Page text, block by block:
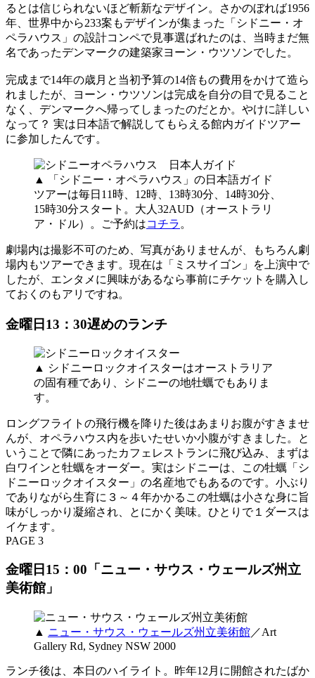
るとは信じられないほど斬新なデザイン。さかのぼれば1956
年、世界中から233案もデザインが集まった「シドニー・オ
ペラハウス」の設計コンペで見事選ばれたのは、当時まだ無
名であったデンマークの建築家ヨーン・ウツソンでした。
完成まで14年の歳月と当初予算の14倍もの費用をかけて造ら
れましたが、ヨーン・ウツソンは完成を自分の目で見ること
なく、デンマークへ帰ってしまったのだとか。やけに詳しい
なって？ 実は日本語で解説してもらえる館内ガイドツアー
に参加したんです。
▲ 「シドニー・オペラハウス」の日本語ガイド
ツアーは毎日11時、12時、13時30分、14時30分、
15時30分スタート。大人32AUD（オーストラリ
ア・ドル）。ご予約はコチラ 。
劇場内は撮影不可のため、写真がありませんが、もちろん劇
場内もツアーできます。現在は「ミスサイゴン」を上演中で
したが、エンタメに興味があるなら事前にチケットを購入し
ておくのもアリですね。
金曜日13：30遅めのランチ
▲ シドニーロックオイスターはオーストラリア
の固有種であり、シドニーの地牡蠣でもありま
す。
ロングフライトの飛行機を降りた後はあまりお腹がすきませ
んが、オペラハウス内を歩いたせいか小腹がすきました。と
いうことで隣にあったカフェレストランに飛び込み、まずは
白ワインと牡蠣をオーダー。実はシドニーは、この牡蠣「シ
ドニーロックオイスター」の名産地でもあるのです。小ぶり
でありながら生育に３～４年かかるこの牡蠣は小さな身に旨
味がしっかり凝縮され、とにかく美味。ひとりで１ダースは
イケます。
PAGE 3
金曜日15：00「ニュー・サウス・ウェールズ州立
美術館」
▲ ニュー・サウス・ウェールズ州立美術館／Art
Gallery Rd, Sydney NSW 2000
ランチ後は、本日のハイライト。昨年12月に開館されたばか